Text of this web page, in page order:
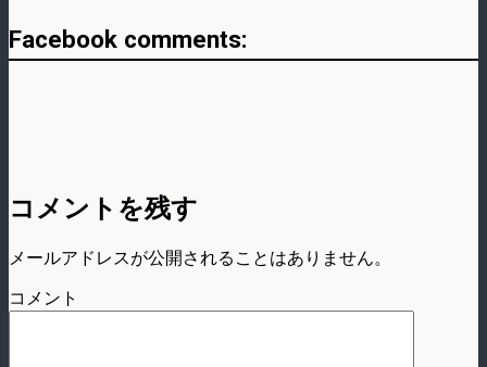
Facebook comments:
コメントを残す
メールアドレスが公開されることはありません。
コメント